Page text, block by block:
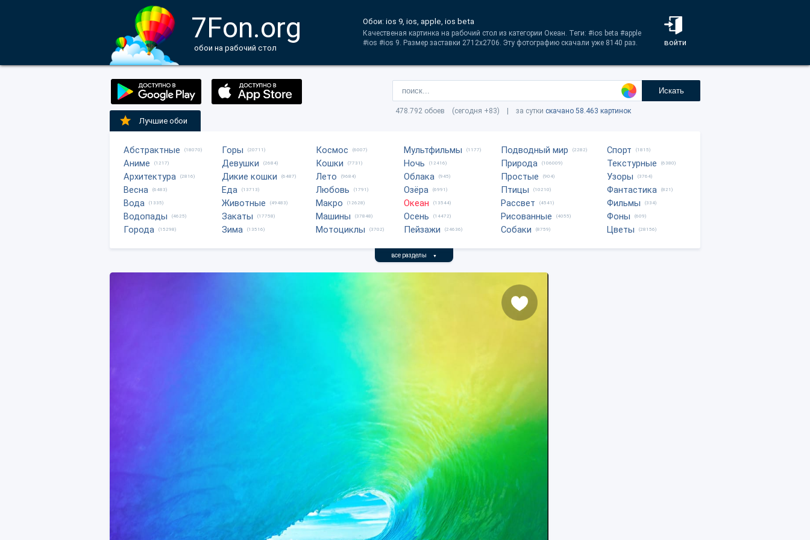
7Fon.org
обои на рабочий стол
войти
Обои: ios 9, ios, apple, ios beta
Качественая картинка на рабочий стол из категории Океан. Теги: #ios beta #apple
#ios #ios 9. Размер заставки 2712x2706. Эту фотографию скачали уже 8140 раз.
Искать
478.792 обоев (сегодня +83) | за сутки скачано 58.463 картинок
Лучшие обои
Абстрактные (18070)
Аниме (1217)
Архитектура (2816)
Весна (6483)
Вода (1335)
Водопады (4625)
Города (15298)
Горы (20711)
Девушки (2684)
Дикие кошки (6487)
Еда (13713)
Животные (49483)
Закаты (17758)
Зима (13516)
Космос (6007)
Кошки (7731)
Лето (9684)
Любовь (1791)
Макро (12628)
Машины (37848)
Мотоциклы (3702)
Мультфильмы (1177)
Ночь (12416)
Облака (945)
Озёра (6991)
Океан (13544)
Осень (14472)
Пейзажи (24636)
Подводный мир (2282)
Природа (106009)
Простые (904)
Птицы (10210)
Рассвет (4541)
Рисованные (4055)
Собаки (8759)
Спорт (1815)
Текстурные (6380)
Узоры (3764)
Фантастика (821)
Фильмы (334)
Фоны (609)
Цветы (28156)
все разделы ▼